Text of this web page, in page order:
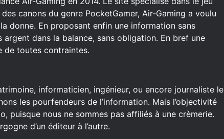
canons du genre PocketGamer, Air-Gaming a voulu
donne. En proposant enfin une information sans
argent dans la balance, sans obligation. En bref une
de toutes contraintes.
informaticien, ingénieur, ou encore journaliste le
les pourfendeurs de l’information. Mais l’objectivité
puisque nous ne sommes pas affiliés à une crèmerie.
d’un éditeur à l’autre.